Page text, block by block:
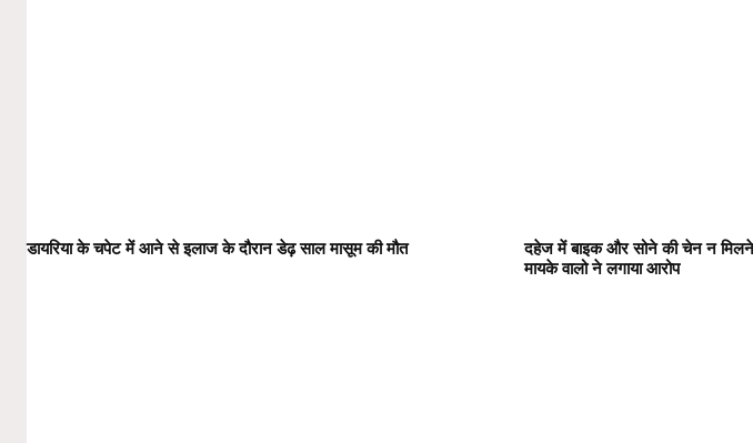
डायरिया के चपेट में आने से इलाज के दौरान डेढ़ साल मासूम की मौत
दहेज में बाइक और सोने की चेन न मिलने
मायके वालो ने लगाया आरोप